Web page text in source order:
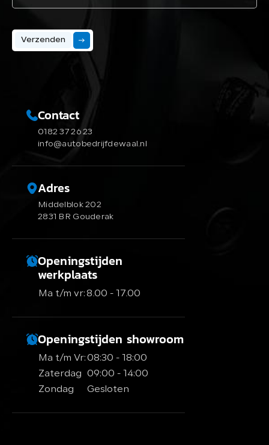
Verzenden
Contact
0182 37 26 23
info@autobedrijfdewaal.nl
Adres
Middelblok 202
2831 BR Gouderak
Openingstijden
werkplaats
Ma t/m vr:8.00 - 17.00
Openingstijden showroom
Ma t/m Vr:08:30 - 18:00
Zaterdag
09:00 - 14:00
Zondag
Gesloten